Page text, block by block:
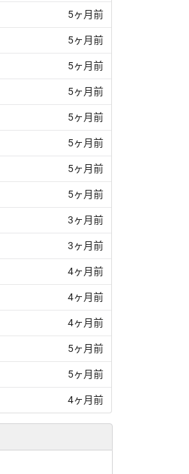
5ヶ月前
5ヶ月前
5ヶ月前
5ヶ月前
5ヶ月前
5ヶ月前
5ヶ月前
5ヶ月前
3ヶ月前
3ヶ月前
4ヶ月前
4ヶ月前
4ヶ月前
5ヶ月前
5ヶ月前
4ヶ月前